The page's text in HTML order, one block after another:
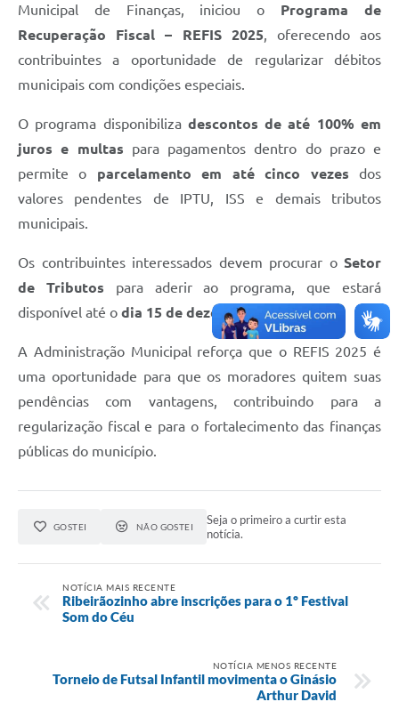
Municipal de Finanças, iniciou o Programa de
Recuperação Fiscal – REFIS 2025, oferecendo aos
contribuintes a oportunidade de regularizar débitos
municipais com condições especiais.
O programa disponibiliza descontos de até 100% em
juros e multas para pagamentos dentro do prazo e
permite o parcelamento em até cinco vezes dos
valores pendentes de IPTU, ISS e demais tributos
municipais.
Os contribuintes interessados devem procurar o Setor
de Tributos para aderir ao programa, que estará
disponível até o dia 15 de dezembro
A Administração Municipal reforça que o REFIS 2025 é
uma oportunidade para que os moradores quitem suas
pendências com vantagens, contribuindo para a
regularização fiscal e para o fortalecimento das finanças
públicas do município.
GOSTEI NÃO GOSTEI
Seja o primeiro a curtir esta
notícia.
NOTÍCIA MAIS RECENTE
Ribeirãozinho abre inscrições para o 1º Festival
Som do Céu
NOTÍCIA MENOS RECENTE
Torneio de Futsal Infantil movimenta o Ginásio
Arthur David